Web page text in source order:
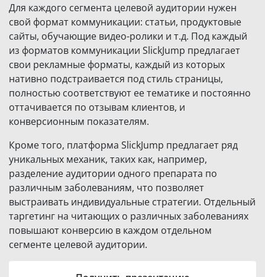
Для каждого сегмента целевой аудитории нужен
свой формат коммуникации: статьи, продуктовые
сайты, обучающие видео-ролики и т.д. Под каждый
из форматов коммуникации SlickJump предлагает
свои рекламные форматы, каждый из которых
нативно подстраивается под стиль страницы,
полностью соответствуют ее тематике и постоянно
оттачивается по отзывам клиентов, и
конверсионным показателям.
Кроме того, платформа SlickJump предлагает ряд
уникальных механик, таких как, например,
разделение аудитории одного препарата по
различным заболеваниям, что позволяет
выстраивать индивидуальные стратегии. Отдельный
таргетинг на читающих о различных заболеваниях
повышают конверсию в каждом отдельном
сегменте целевой аудитории.